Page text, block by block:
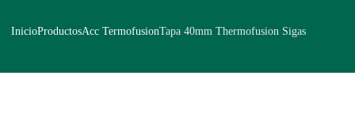
InicioProductosAcc TermofusionTapa 40mm Thermofusion Sigas